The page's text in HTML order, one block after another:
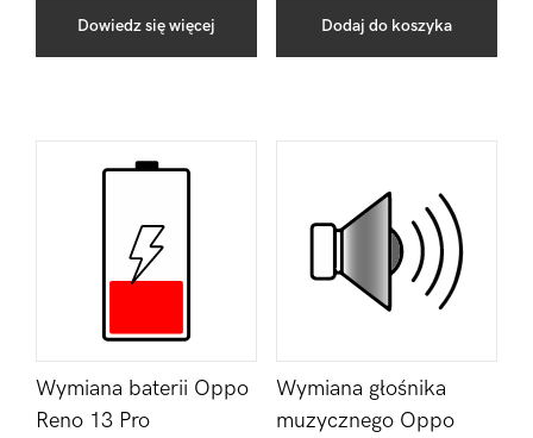
Dowiedz się więcej Dodaj do koszyka
Wymiana baterii Oppo
Reno 13 Pro
Wymiana głośnika
muzycznego Oppo